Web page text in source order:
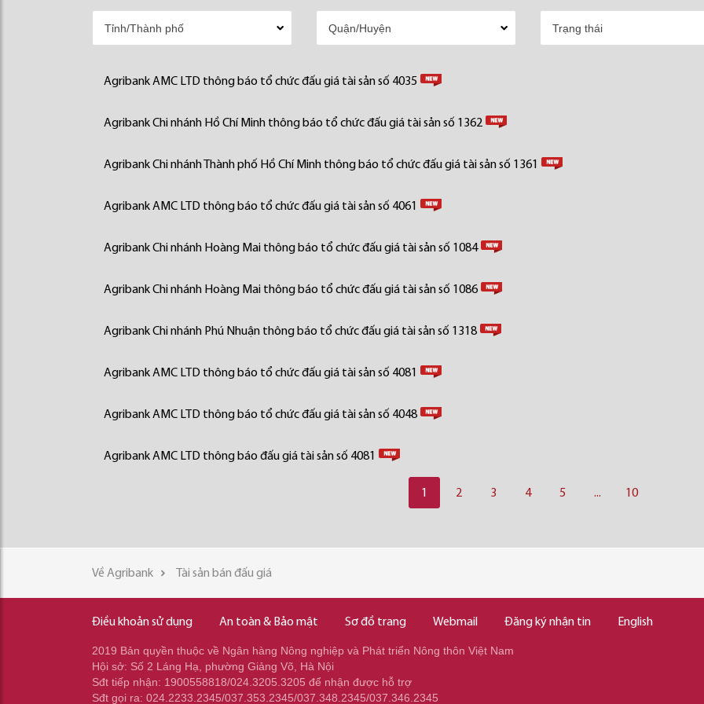
Agribank AMC LTD thông báo tổ chức đấu giá tài sản số 4035
Agribank Chi nhánh Hồ Chí Minh thông báo tổ chức đấu giá tài sản số 1362
Agribank Chi nhánh Thành phố Hồ Chí Minh thông báo tổ chức đấu giá tài sản số 1361
Agribank AMC LTD thông báo tổ chức đấu giá tài sản số 4061
Agribank Chi nhánh Hoàng Mai thông báo tổ chức đấu giá tài sản số 1084
Agribank Chi nhánh Hoàng Mai thông báo tổ chức đấu giá tài sản số 1086
Agribank Chi nhánh Phú Nhuận thông báo tổ chức đấu giá tài sản số 1318
Agribank AMC LTD thông báo tổ chức đấu giá tài sản số 4081
Agribank AMC LTD thông báo tổ chức đấu giá tài sản số 4048
Agribank AMC LTD thông báo đấu giá tài sản số 4081
1 2 3 4 5 ... 10
Về Agribank Tài sản bán đấu giá
Điều khoản sử dụng An toàn & Bảo mật Sơ đồ trang Webmail Đăng ký nhận tin English
2019 Bản quyền thuộc về Ngân hàng Nông nghiệp và Phát triển Nông thôn Việt Nam
Hội sở: Số 2 Láng Hạ, phường Giảng Võ, Hà Nội
Sđt tiếp nhận: 1900558818/024.3205.3205 để nhận được hỗ trợ
Sđt gọi ra: 024.2233.2345/037.353.2345/037.348.2345/037.346.2345